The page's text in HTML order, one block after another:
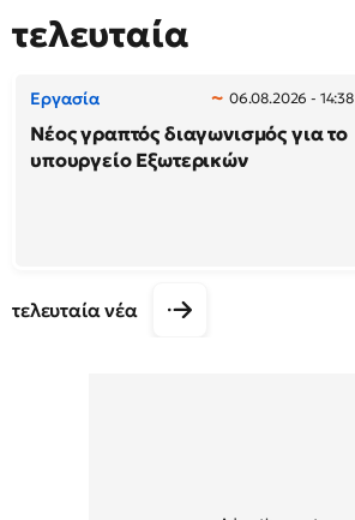
τελευταία
Εργασία 06.08.2026 - 14:38
Νέος γραπτός διαγωνισμός για το
υπουργείο Εξωτερικών
τελευταία νέα